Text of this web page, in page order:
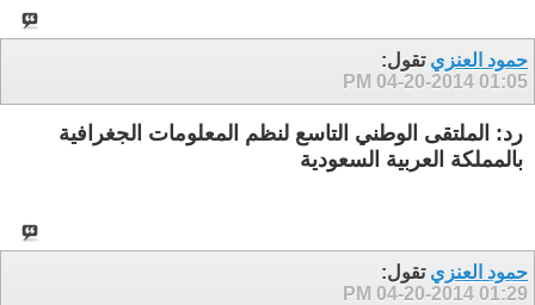
حمود العنزي تقول:
04-20-2014 01:05 PM
رد: الملتقى الوطني التاسع لنظم المعلومات الجغرافية
بالمملكة العربية السعودية
حمود العنزي تقول:
04-20-2014 01:29 PM